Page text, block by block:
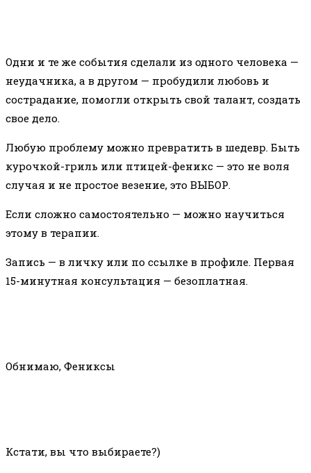
Одни и те же события сделали из одного человека —
неудачника, а в другом — пробудили любовь и
сострадание, помогли открыть свой талант, создать
свое дело.
Любую проблему можно превратить в шедевр. Быть
курочкой-гриль или птицей-феникс — это не воля
случая и не простое везение, это ВЫБОР.
Если сложно самостоятельно — можно научиться
этому в терапии.
Запись — в личку или по ссылке в профиле. Первая
15-минутная консультация — безоплатная.
Обнимаю, Фениксы
Кстати, вы что выбираете?)